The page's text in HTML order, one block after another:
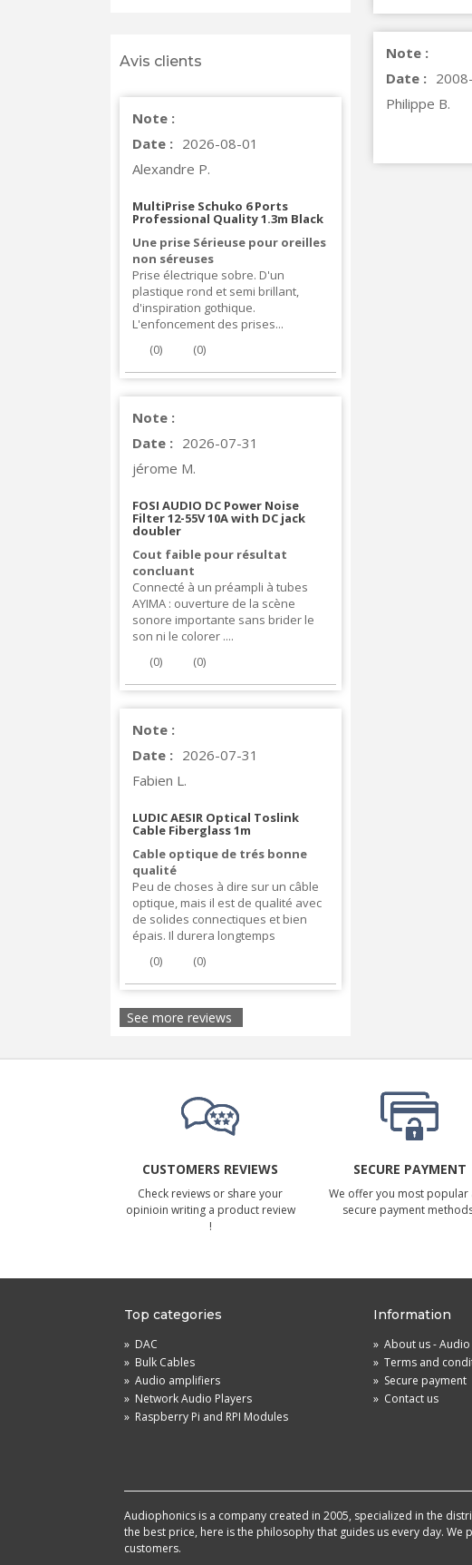
Avis clients
Note :
Date : 2026-08-01
Alexandre P.
MultiPrise Schuko 6 Ports
Professional Quality 1.3m Black
Une prise Sérieuse pour oreilles
non séreuses
Prise électrique sobre. D'un
plastique rond et semi brillant,
d'inspiration gothique.
L'enfoncement des prises...
(0) (0)
Note :
Date : 2026-07-31
jérome M.
FOSI AUDIO DC Power Noise
Filter 12-55V 10A with DC jack
doubler
Cout faible pour résultat
concluant
Connecté à un préampli à tubes
AYIMA : ouverture de la scène
sonore importante sans brider le
son ni le colorer ....
(0) (0)
Note :
Date : 2026-07-31
Fabien L.
LUDIC AESIR Optical Toslink
Cable Fiberglass 1m
Cable optique de trés bonne
qualité
Peu de choses à dire sur un câble
optique, mais il est de qualité avec
de solides connectiques et bien
épais. Il durera longtemps
(0) (0)
See more reviews
Note :
Date :
Philippe B.
CUSTOMERS REVIEWS
Check reviews or share your
opinioin writing a product review
!
SECURE PAYMENT
We offer you most popular
secure payment
Top categories
» DAC
» Bulk Cables
» Audio amplifiers
» Network Audio Players
» Raspberry Pi and RPI Modules
Information
» About us -
» Terms and
» Secure payment
» Contact us
Audiophonics is a company created in 2005, specialized in the
the best price, here is the philosophy that guides us every day.
customers.